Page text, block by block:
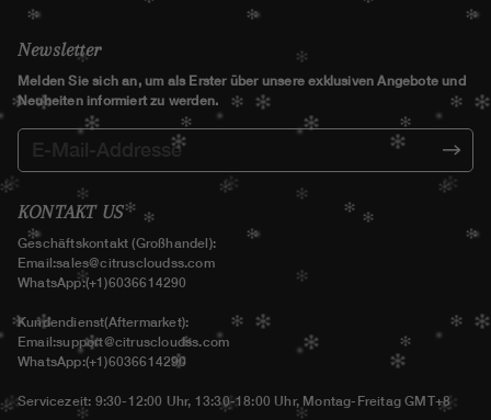
Newsletter
Melden Sie sich an, um als Erster über unsere exklusiven Angebote und
Neuheiten informiert zu werden.
KONTAKT US
Geschäftskontakt (Großhandel):
Email:sales@citruscloudss.com
WhatsApp:(+1)6036614290
Kundendienst(Aftermarket):
Email:support@citruscloudss.com
WhatsApp:(+1)6036614290
Servicezeit: 9:30-12:00 Uhr, 13:30-18:00 Uhr, Montag-Freitag GMT+8